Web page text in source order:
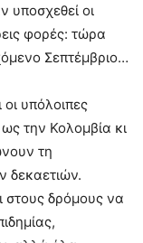
υποσχεθεί οι
φορές: τώρα
Σεπτέμβριο…
υπόλοιπες
την Κολομβία κι
τη
δεκαετιών.
στους δρόμους να